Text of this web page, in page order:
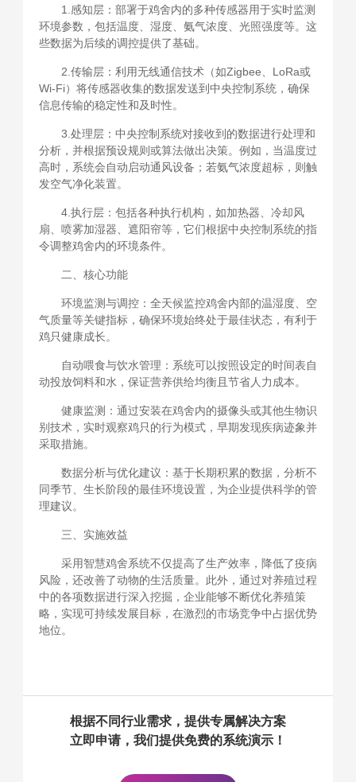
1.感知层：部署于鸡舍内的多种传感器用于实时监测
环境参数，包括温度、湿度、氨气浓度、光照强度等。这
些数据为后续的调控提供了基础。
2.传输层：利用无线通信技术（如Zigbee、LoRa或
Wi-Fi）将传感器收集的数据发送到中央控制系统，确保
信息传输的稳定性和及时性。
3.处理层：中央控制系统对接收到的数据进行处理和
分析，并根据预设规则或算法做出决策。例如，当温度过
高时，系统会自动启动通风设备；若氨气浓度超标，则触
发空气净化装置。
4.执行层：包括各种执行机构，如加热器、冷却风
扇、喷雾加湿器、遮阳帘等，它们根据中央控制系统的指
令调整鸡舍内的环境条件。
二、核心功能
环境监测与调控：全天候监控鸡舍内部的温湿度、空
气质量等关键指标，确保环境始终处于最佳状态，有利于
鸡只健康成长。
自动喂食与饮水管理：系统可以按照设定的时间表自
动投放饲料和水，保证营养供给均衡且节省人力成本。
健康监测：通过安装在鸡舍内的摄像头或其他生物识
别技术，实时观察鸡只的行为模式，早期发现疾病迹象并
采取措施。
数据分析与优化建议：基于长期积累的数据，分析不
同季节、生长阶段的最佳环境设置，为企业提供科学的管
理建议。
三、实施效益
采用智慧鸡舍系统不仅提高了生产效率，降低了疫病
风险，还改善了动物的生活质量。此外，通过对养殖过程
中的各项数据进行深入挖掘，企业能够不断优化养殖策
略，实现可持续发展目标，在激烈的市场竞争中占据优势
地位。
根据不同行业需求，提供专属解决方案
立即申请，我们提供免费的系统演示！